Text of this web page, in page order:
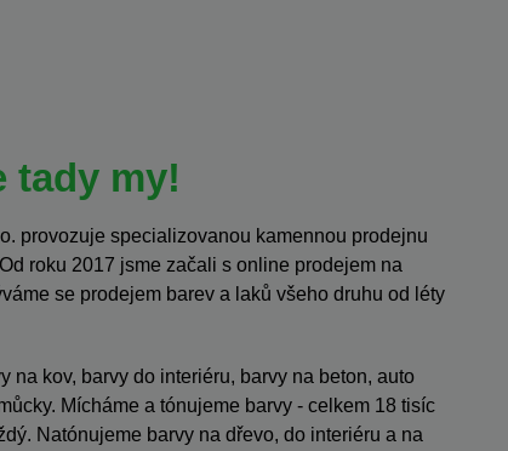
tady my!
provozuje specializovanou kamennou prodejnu
roku 2017 jsme začali s online prodejem na
se prodejem barev a laků všeho druhu od léty
na kov, barvy do interiéru, barvy na beton, auto
Mícháme a tónujeme barvy - celkem 18 tisíc
Natónujeme barvy na dřevo, do interiéru a na